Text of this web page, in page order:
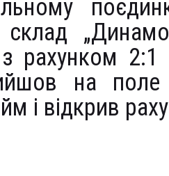
склад
рахунком 2:1
на поле
і відкрив